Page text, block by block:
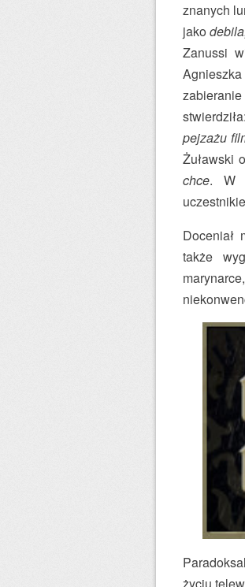
znanych
jako
Zanussi
stwierdziła:
pejzażu
Żuławski
chce. W
Doceniał
także